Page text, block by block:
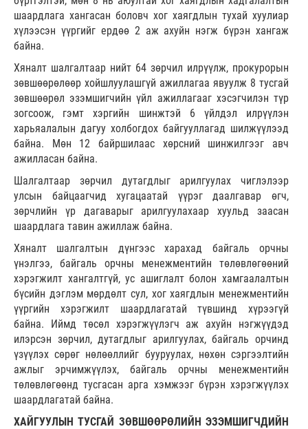
шаардлага хангасан боловч хог хаягдлын тухай хуулиар
хүлээсэн үүргийг ердөө 2 аж ахуйн нэгж бүрэн хангаж
байна.
Хяналт шалгалтаар нийт 64 зөрчил илрүүлж, прокурорын
зөвшөөрөлөөр хойшлуулашгүй ажиллагаа явуулж 8 тусгай
зөвшөөрөл эзэмшигчийн үйл ажиллагааг хэсэгчилэн түр
зогсоож, гэмт хэргийн шинжтэй 6 үйлдэл илрүүлэн
харьяалалын дагуу холбогдох байгууллагад шилжүүлээд
байна. Мөн 12 байршилаас хөрсний шинжилгээг авч
ажилласан байна.
Шалгалтаар зөрчил дутагдлыг арилгуулах чиглэлээр
улсын байцаагчид хугацаатай үүрэг даалгавар өгч,
зөрчлийн үр дагаварыг арилгуулахаар хуульд заасан
шаардлага тавин ажиллаж байна.
Хяналт шалгалтын дүнгээс харахад байгаль орчны
үнэлгээ, байгаль орчны менежментийн төлөвлөгөөний
хэрэгжилт хангалтгүй, ус ашиглалт болон хамгаалалтын
бүсийн дэглэм мөрдөлт сул, хог хаягдлын менежментийн
үүргийн хэрэгжилт шаардлагатай түвшинд хүрээгүй
байна. Иймд төсөл хэрэгжүүлэгч аж ахуйн нэгжүүдэд
илэрсэн зөрчил, дутагдлыг арилгуулах, байгаль орчинд
үзүүлэх сөрөг нөлөөллийг бууруулах, нөхөн сэргээлтийн
ажлыг эрчимжүүлэх, байгаль орчны менежментийн
төлөвлөгөөнд тусгасан арга хэмжээг бүрэн хэрэгжүүлэх
шаардлагатай байна.
ХАЙГУУЛЫН ТУСГАЙ ЗӨВШӨӨРӨЛИЙН ЭЗЭМШИГЧДИЙН